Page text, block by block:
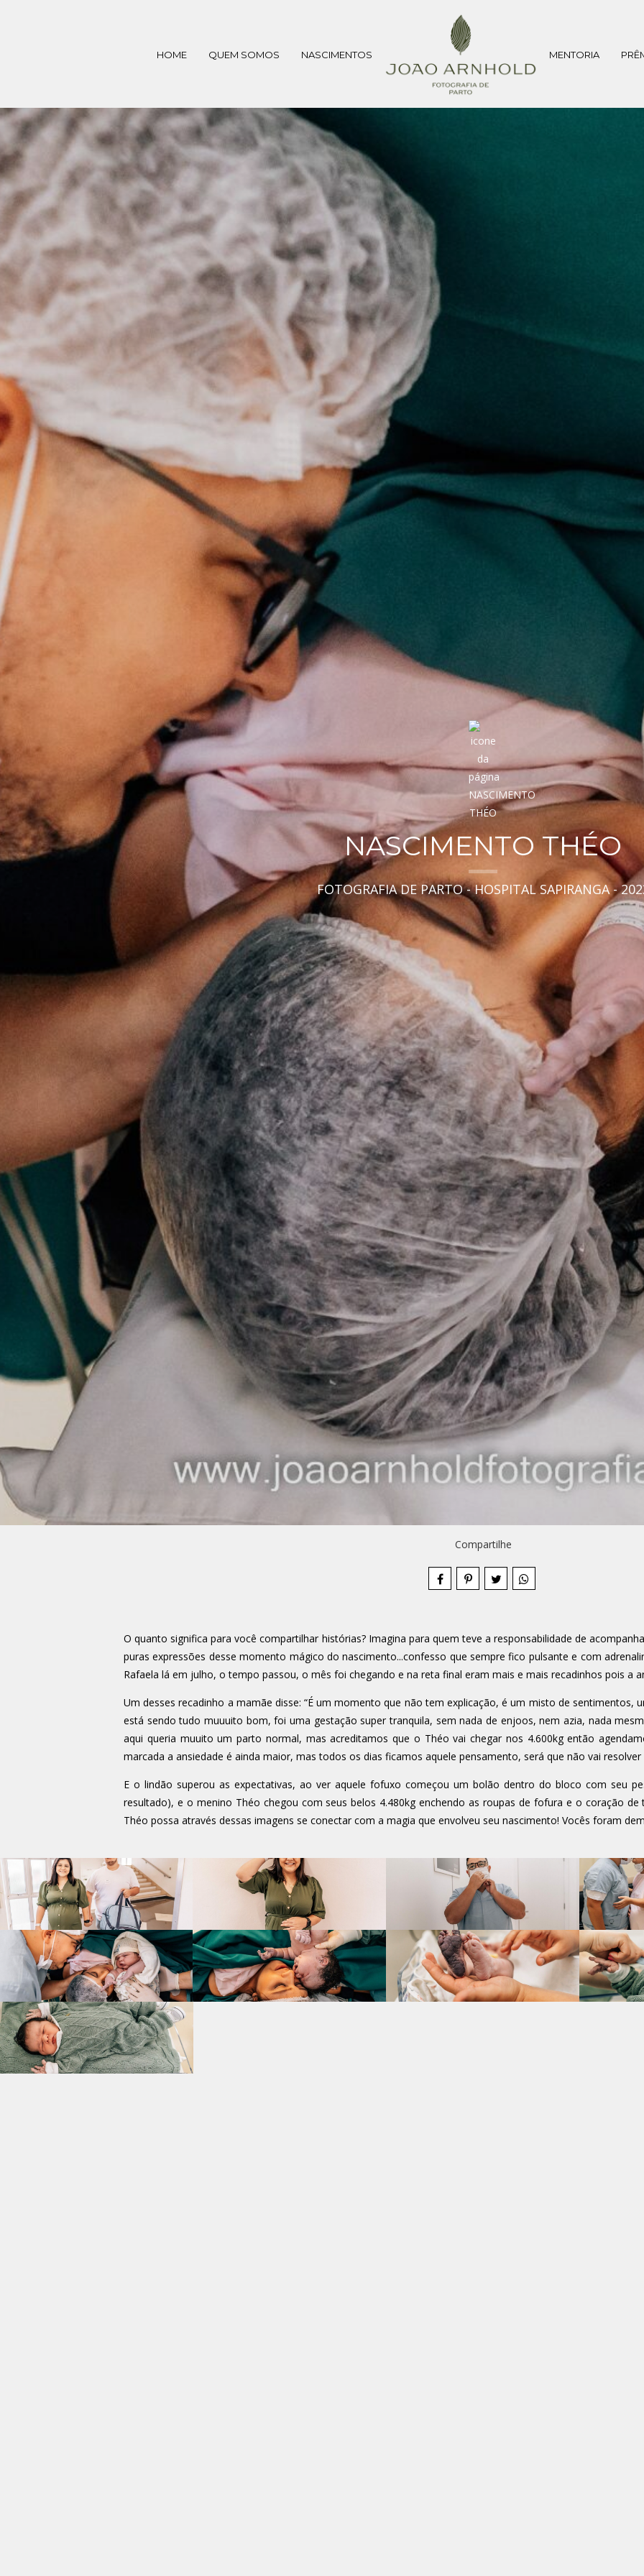
HOME QUEM SOMOS NASCIMENTOS MENTORIA
NASCIMENTO THÉO
FOTOGRAFIA DE PARTO - HOSPITAL SAPIRANGA -
Compartilhe
O quanto significa para você compartilhar histórias? Imagina para quem teve a responsabilidade de
puras expressões desse momento mágico do nascimento...confesso que sempre fico pulsante e com
Rafaela lá em julho, o tempo passou, o mês foi chegando e na reta final eram mais e mais recadinhos pois a
Um desses recadinho a mamãe disse: “É um momento que não tem explicação, é um misto de sentimentos,
está sendo tudo muuuito bom, foi uma gestação super tranquila, sem nada de enjoos, nem azia, nada
aqui queria muuito um parto normal, mas acreditamos que o Théo vai chegar nos 4.600kg então
marcada a ansiedade é ainda maior, mas todos os dias ficamos aquele pensamento, será que não vai resolver
E o lindão superou as expectativas, ao ver aquele fofuxo começou um bolão dentro do bloco com seu
resultado), e o menino Théo chegou com seus belos 4.480kg enchendo as roupas de fofura e o coração
Théo possa através dessas imagens se conectar com a magia que envolveu seu nascimento! Vocês foram